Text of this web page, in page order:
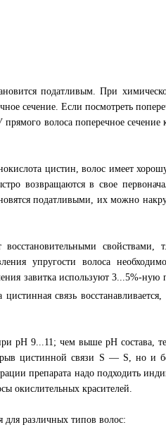
податливым. При
сечение. Если посмотреть
прямого волоса поперечное
цистин, волос имеет
возвращаются в свое
податливыми, их можно
свойствами,
упругости волоса
завитка используют 3...5%-ную
связь
pH 9...11; чем выше pH состава,
цистинной связи S — S, но и
препарата надо подходить
окислительных красителей.
для различных типов волос: